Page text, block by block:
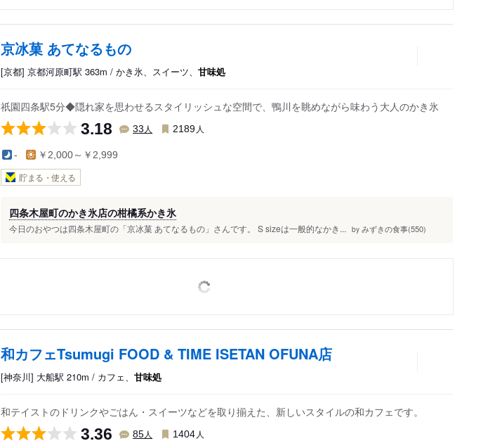
京冰菓 あてなるもの
[京都] 京都河原町駅 363m / かき氷、スイーツ、 甘味処
祇園四条駅5分◆隠れ家を思わせるスタイリッシュな空間で、鴨川を眺めながら味わう大人のかき氷
3.18 33 人 2189 人
- ￥2,000～￥2,999
貯まる・使える
四条木屋町のかき氷店の柑橘系かき氷
今日のおやつは四条木屋町の「京冰菓 あてなるもの」さんです。 S sizeは一般的なかき... by みずきの食事(550)
和カフェTsumugi FOOD & TIME ISETAN OFUNA店
[神奈川] 大船駅 210m / カフェ、 甘味処
和テイストのドリンクやごはん・スイーツなどを取り揃えた、新しいスタイルの和カフェです。
3.36 85人 1404 人